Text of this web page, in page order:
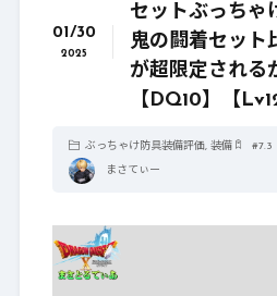
01/30
2025
セットぶっちゃ
鬼の闘着セット
が超限定される
【DQ10】【
ぶっちゃけ防具装備評価, 装備 #7.3
まさてぃー